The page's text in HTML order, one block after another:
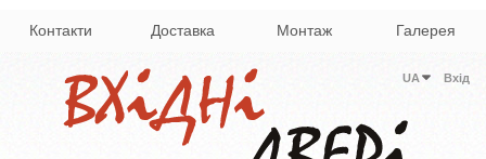
Контакти Доставка Монтаж Галерея
Вхід
UA